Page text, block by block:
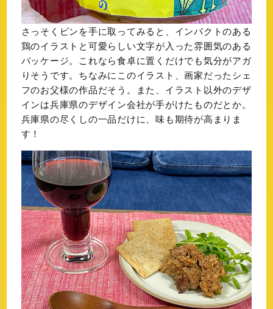
さっそくビンを手に取ってみると、インパクトのある
鶏のイラストと可愛らしい文字が入った雰囲気のある
パッケージ。これなら食卓に置くだけでも気分がアガ
りそうです。 ちなみにこのイラスト、画家だったシェ
フのお父様の作品だそう。また、イラスト以外のデザ
インは兵庫県のデザイン会社が手がけたものだとか。
兵庫県の尽くしの一品だけに、味も期待が高まりま
す！